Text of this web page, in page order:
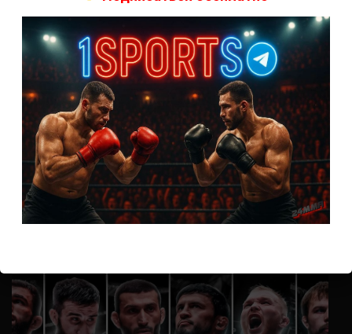
А как смотреть с ноутбука?
Анонимно кРасписание боев UFC
Кусок говна ты, существом даже нельзя ,такое как ты назвать!
АнонимнокКонор МакГрегор
УЧ
АнонимнокРэнди Браун — Николас Далби
не запускается ни один бой, реклама есть, а когда
заканчивается начинается загрузка видео длиною в жизнь.
Исправьте пожалуйста